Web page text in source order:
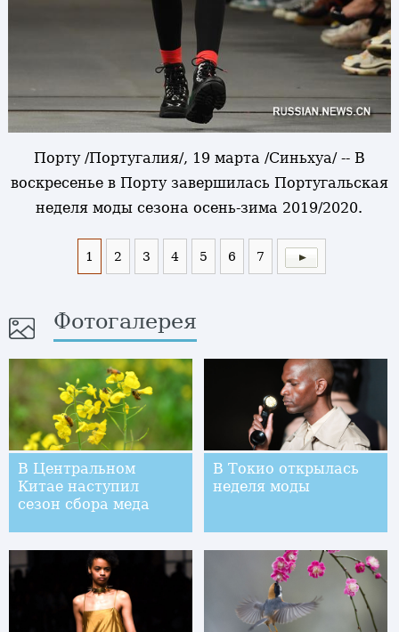
Порту /Португалия/, 19 марта /Синьхуа/ -- В
воскресенье в Порту завершилась Португальская
неделя моды сезона осень-зима 2019/2020.
1 2 3 4 5 6 7
Фотогалерея
В Центральном
Китае наступил
сезон сбора меда
В Токио открылась
неделя моды